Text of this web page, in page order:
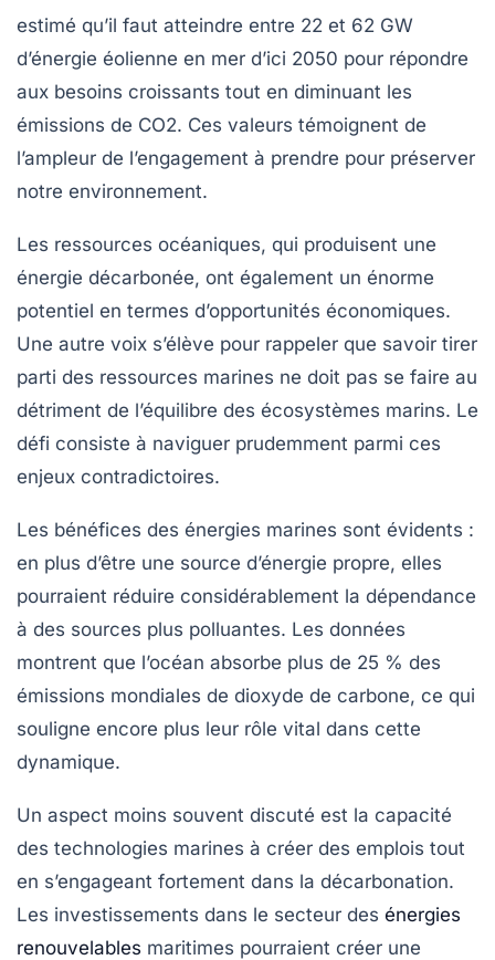
estimé qu’il faut atteindre entre 22 et 62 GW
d’énergie éolienne en mer d’ici 2050 pour répondre
aux besoins croissants tout en diminuant les
émissions de CO2. Ces valeurs témoignent de
l’ampleur de l’engagement à prendre pour préserver
notre environnement.
Les ressources océaniques, qui produisent une
énergie décarbonée, ont également un énorme
potentiel en termes d’opportunités économiques.
Une autre voix s’élève pour rappeler que savoir tirer
parti des ressources marines ne doit pas se faire au
détriment de l’équilibre des écosystèmes marins. Le
défi consiste à naviguer prudemment parmi ces
enjeux contradictoires.
Les bénéfices des énergies marines sont évidents :
en plus d’être une source d’énergie propre, elles
pourraient réduire considérablement la dépendance
à des sources plus polluantes. Les données
montrent que l’océan absorbe plus de 25 % des
émissions mondiales de dioxyde de carbone, ce qui
souligne encore plus leur rôle vital dans cette
dynamique.
Un aspect moins souvent discuté est la capacité
des technologies marines à créer des emplois tout
en s’engageant fortement dans la décarbonation.
Les investissements dans le secteur des énergies
renouvelables maritimes pourraient créer une